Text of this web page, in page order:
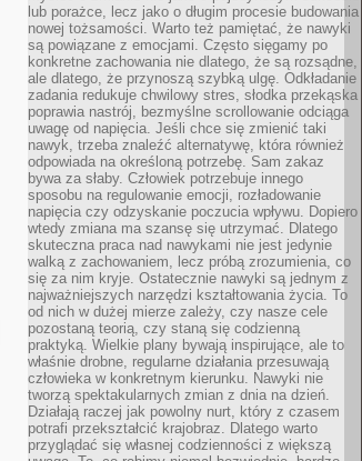
lub porażce, lecz jako o długim procesie budowania
nowej tożsamości. Warto też pamiętać, że nawyki
są powiązane z emocjami. Często sięgamy po
konkretne zachowania nie dlatego, że są rozsądne,
ale dlatego, że przynoszą szybką ulgę. Odkładanie
zadania redukuje chwilowy stres, słodka przekąska
poprawia nastrój, bezmyślne scrollowanie odciąga
uwagę od napięcia. Jeśli chce się zmienić taki
nawyk, trzeba znaleźć alternatywę, która również
odpowiada na określoną potrzebę. Sam zakaz
bywa za słaby. Człowiek potrzebuje innego
sposobu na regulowanie emocji, rozładowanie
napięcia czy odzyskanie poczucia wpływu. Dopiero
wtedy zmiana ma szansę się utrzymać. Dlatego
skuteczna praca nad nawykami nie jest jedynie
walką z zachowaniem, lecz próbą zrozumienia, co
się za nim kryje. Ostatecznie nawyki są jednym z
najważniejszych narzędzi kształtowania życia. To
od nich w dużej mierze zależy, czy nasze cele
pozostaną teorią, czy staną się codzienną
praktyką. Wielkie plany bywają inspirujące, ale to
właśnie drobne, regularne działania przesuwają
człowieka w konkretnym kierunku. Nawyki nie
tworzą spektakularnych zmian z dnia na dzień.
Działają raczej jak powolny nurt, który z czasem
potrafi przekształcić krajobraz. Dlatego warto
przyglądać się własnej codzienności z większą